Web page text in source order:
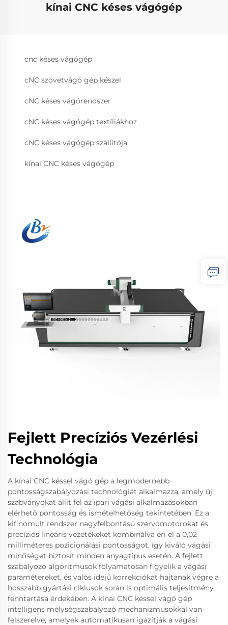
kínai CNC késes vágógép
cnc késes vágógép
cNC szövetvágó gép készel
cNC késes vágórendszer
cNC késes vágógép textíliákhoz
cNC késes vágógép szállítója
kínai CNC késes vágógép
Fejlett Precíziós Vezérlési
Technológia
A kínai CNC késsel vágó gép a legmodernebb
pontosságszabályozási technológiát alkalmazza, amely új
szabványokat állít fel az ipari vágási alkalmazásokban
elérhető pontosság és ismételhetőség tekintetében. Ez a
kifinomult rendszer nagyfelbontású szervomotorokat és
precíziós lineáris vezetékeket kombinálva éri el a 0,02
milliméteres pozicionálási pontosságot, így kiváló vágási
minőséget biztosít minden anyagtípus esetén. A fejlett
szabályozó algoritmusok folyamatosan figyelik a vágási
paramétereket, és valós idejű korrekciókat hajtanak végre a
hosszabb gyártási ciklusok során is optimális teljesítmény
fenntartása érdekében. A kínai CNC késsel vágó gép
intelligens mélységszabályozó mechanizmusokkal van
felszerelve, amelyek automatikusan igazítják a vágási